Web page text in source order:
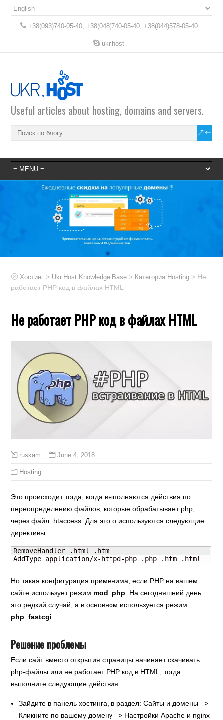
+38(093)740-05-40, +38(048)740-05-40, +38(044)578-05-40
ukr.host
Useful articles about hosting, domains and servers.
Хостинг > Ukr.Host Knowledge Base > Категория Hosting > Не
работает РНР код в файлах HTML
Не работает РНР код в файлах HTML
ruskam June 4, 2018
Hosting
Это происходит тогда, когда выполняются действия по
переопределению файлов, которые обрабатывает php,
через файл .htaccess. Для этого используются следующие
директивы:
RemoveHandler .html .htm
AddType application/x-httpd-php .php .htm .html
Но такая конфигурация применима, если PHP на вашем
сайте использует режим mod_php. На сегодняшний день
это редкий случай, а в основном используется режим
php_fastcgi
Решение проблемы
Если сайт вместо открытия страницы начинает скачивать
php-файлы или не работает РНР код в HTML, тогда
выполните следующие действия:
Зайдите в панель хостинга, в раздел: Сайты и домены –>
Кликните по вашему домену –> Настройки Apache и nginx